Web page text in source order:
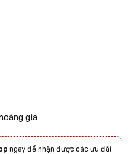
gia
ngay để nhận được các ưu đãi